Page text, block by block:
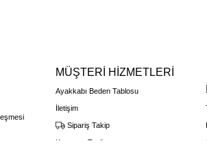
MÜŞTERİ HİZMETLERİ
Ayakkabı Beden Tablosu
İletişim
Sipariş Takip
Kargo ve Teslimat